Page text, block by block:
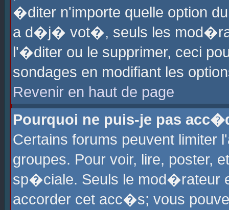
�diter n'importe quelle option
a d�j� vot�, seuls les
l'�diter ou le supprimer, ceci
sondages en modifiant les
Revenir en haut de page
Pourquoi ne puis-je pas
Certains forums peuvent
groupes. Pour voir, lire, poster,
sp�ciale. Seuls le mod�rateur
accorder cet acc�s; vous